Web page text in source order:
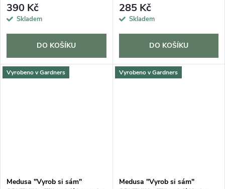
390 Kč
Skladem
DO KOŠÍKU
285 Kč
Skladem
DO KOŠÍKU
Vyrobeno v Gardners
Medusa "Vyrob si sám"
Vyrobeno v Gardners
Medusa "Vyrob si sám"